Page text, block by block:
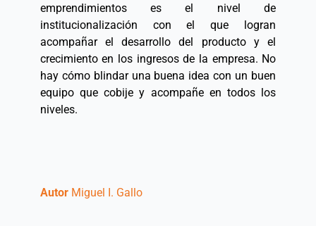
emprendimientos es el nivel de
institucionalización con el que logran
acompañar el desarrollo del producto y el
crecimiento en los ingresos de la empresa. No
hay cómo blindar una buena idea con un buen
equipo que cobije y acompañe en todos los
niveles.
Autor Miguel I. Gallo